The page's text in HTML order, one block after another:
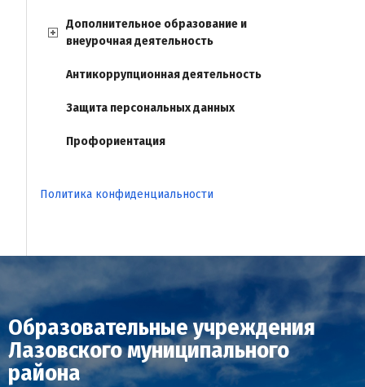
Дополнительное образование и
внеурочная деятельность
Антикоррупционная деятельность
Защита персональных данных
Профориентация
Политика конфиденциальности
Образовательные учреждения
Лазовского муниципального
района